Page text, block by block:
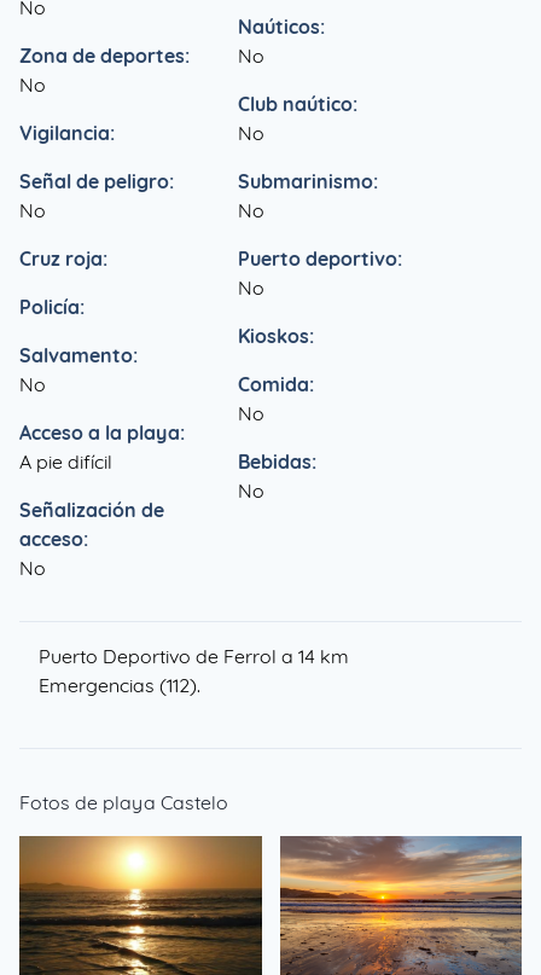
No
Zona de deportes:
No
Vigilancia:
Señal de peligro:
No
Cruz roja:
Policía:
Salvamento:
No
Acceso a la playa:
A pie difícil
Señalización de
acceso:
No
Naúticos:
No
Club naútico:
No
Submarinismo:
No
Puerto deportivo:
No
Kioskos:
Comida:
No
Bebidas:
No
Puerto Deportivo de Ferrol a 14 km
Emergencias (112).
Fotos de playa Castelo